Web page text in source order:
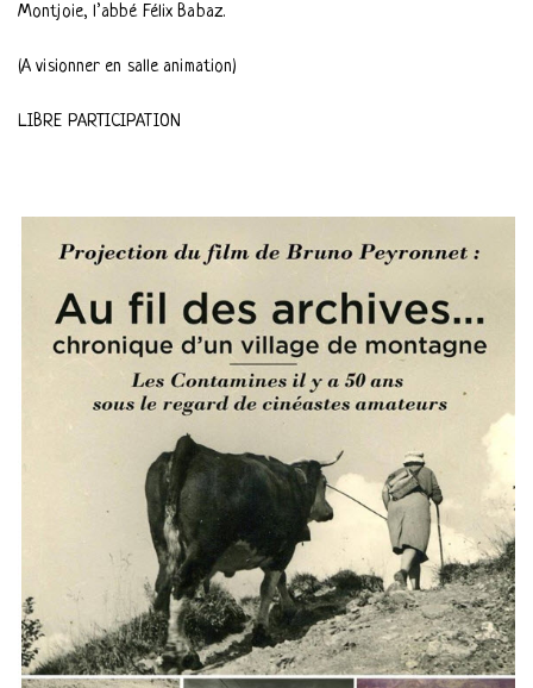
Montjoie, l’abbé Félix Babaz.
(A visionner en salle animation)
LIBRE PARTICIPATION